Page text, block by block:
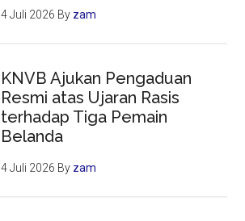
4 Juli 2026 By zam
KNVB Ajukan Pengaduan
Resmi atas Ujaran Rasis
terhadap Tiga Pemain
Belanda
4 Juli 2026 By zam